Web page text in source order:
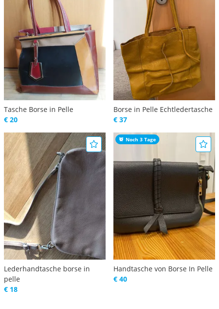
Tasche Borse in Pelle
€ 20
Borse in Pelle Echtledertasche
€ 37
Lederhandtasche borse in
pelle
€ 18
Noch 3 Tage
Handtasche von Borse In Pelle
€ 40